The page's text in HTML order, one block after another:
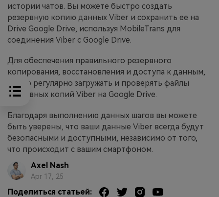
истории чатов. Вы можете быстро создать
резервную копию данных Viber и сохранить ее на
Drive Google Drive, используя MobileTrans для
соединения Viber с Google Drive.
Для обеспечения правильного резервного
копирования, восстановления и доступа к данным,
важно регулярно загружать и проверять файлы
резервных копий Viber на Google Drive.
Благодаря выполнению данных шагов вы можете
быть уверены, что ваши данные Viber всегда будут
безопасными и доступными, независимо от того,
что происходит с вашим смартфоном.
Axel Nash
Apr 17, 25
Поделиться статьей: